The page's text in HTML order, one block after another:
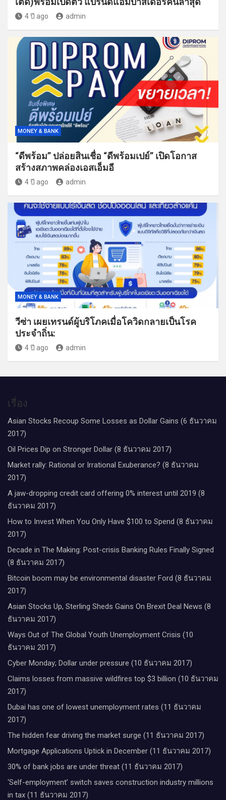
4 ปี ago admin
MONEY & BANK
“ดีพร้อม” ปล่อยสินเชื่อ “ดีพร้อมเปย์” เปิดโอกาส
สร้างสภาพคล่องเอสเอ็มอี
4 ปี ago admin
MONEY & BANK
วีซ่า เผยเทรนด์ผู้บริโภคเมื่อโควิดกลายเป็นโรค
ประจำถิ่น:
4 ปี ago admin
เรื่อง
Asian Stocks Recoup Some Losses as Dollar Gains (6 ธันวาคม
2017)
Oil Prices Dip on Stronger Dollar (8 ธันวาคม 2017)
Market rally: Rational or Irrational Exuberance? (8 ธันวาคม
2017)
A jaw-dropping credit card offering 0% interest until 2019 (8
ธันวาคม 2017)
How to Invest When You Only Have $100 to Spend (8 ธันวาคม
2017)
Decade in The Making: Post-crisis Banking Rules Finally Signed
(8 ธันวาคม 2017)
Bitcoin boom may be environmental disaster Ford (8 ธันวาคม
2017)
Asian Stocks Up, Sterling Sheds Gains On Brexit Deal News (8
ธันวาคม 2017)
Ways Out of The Global Youth Unemployment Crisis (10
ธันวาคม 2017)
Cyber Monday; Dollar under pressure (10 ธันวาคม 2017)
Claims losses from massive wildfires top $3 billion (10 ธันวาคม
2017)
Dubai has one of lowest unemployment rates (11 ธันวาคม
2017)
The hidden fear driving the market surge (11 ธันวาคม 2017)
Mortgage Applications Uptick in December (11 ธันวาคม 2017)
30% of bank jobs are under threat (11 ธันวาคม 2017)
‘Self-employment’ switch saves construction industry millions
in tax (11 ธันวาคม 2017)